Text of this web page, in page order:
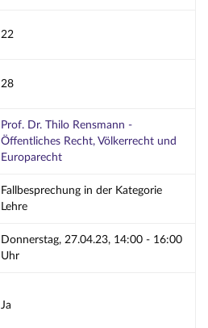
22
28
Prof. Dr. Thilo Rensmann -
Öffentliches Recht, Völkerrecht und
Europarecht
Fallbesprechung in der Kategorie
Lehre
Donnerstag, 27.04.23, 14:00 - 16:00
Uhr
Ja